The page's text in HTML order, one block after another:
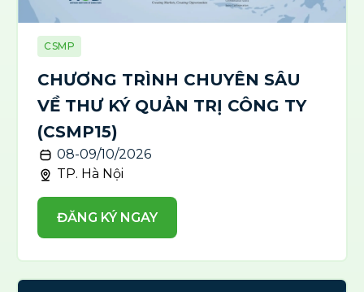
CSMP
CHƯƠNG TRÌNH CHUYÊN SÂU
VỀ THƯ KÝ QUẢN TRỊ CÔNG TY
(CSMP15)
08-09/10/2026
TP. Hà Nội
ĐĂNG KÝ NGAY